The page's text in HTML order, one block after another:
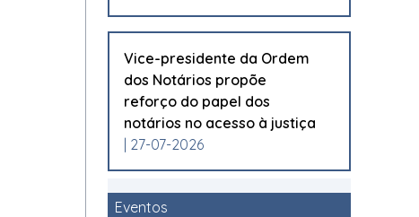
Vice-presidente da Ordem
dos Notários propõe
reforço do papel dos
notários no acesso à justiça
| 27-07-2026
Eventos